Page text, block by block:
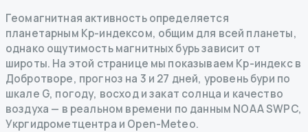
Геомагнитная активность определяется
планетарным Kp-индексом, общим для всей планеты,
однако ощутимость магнитных бурь зависит от
широты. На этой странице мы показываем Kp-индекс в
Добротворе, прогноз на 3 и 27 дней, уровень бури по
шкале G, погоду, восход и закат солнца и качество
воздуха — в реальном времени по данным NOAA SWPC,
Укргидрометцентра и Open-Meteo.